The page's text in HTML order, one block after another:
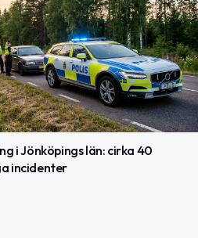
i Jönköpings län: cirka 40
incidenter